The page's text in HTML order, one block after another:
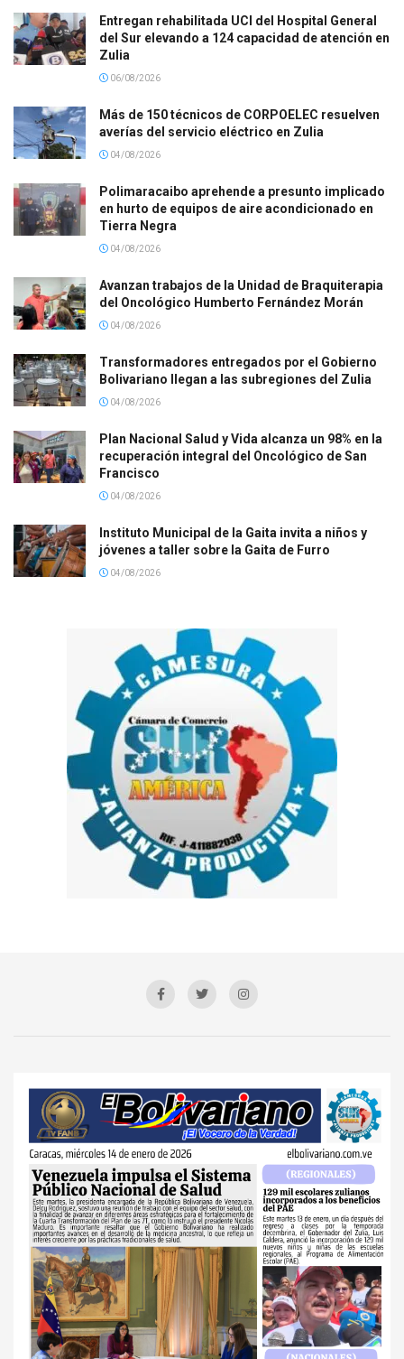
Entregan rehabilitada UCI del Hospital General
del Sur elevando a 124 capacidad de atención en
Zulia
06/08/2026
Más de 150 técnicos de CORPOELEC resuelven
averías del servicio eléctrico en Zulia
04/08/2026
Polimaracaibo aprehende a presunto implicado
en hurto de equipos de aire acondicionado en
Tierra Negra
04/08/2026
Avanzan trabajos de la Unidad de Braquiterapia
del Oncológico Humberto Fernández Morán
04/08/2026
Transformadores entregados por el Gobierno
Bolivariano llegan a las subregiones del Zulia
04/08/2026
Plan Nacional Salud y Vida alcanza un 98% en la
recuperación integral del Oncológico de San
Francisco
04/08/2026
Instituto Municipal de la Gaita invita a niños y
jóvenes a taller sobre la Gaita de Furro
04/08/2026